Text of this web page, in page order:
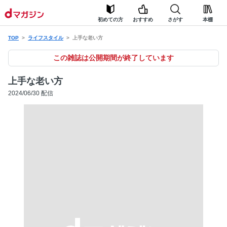
初めての方 おすすめ さがす 本棚
TOP ライフスタイル 上手な老い方
この雑誌は公開期間が終了しています
上手な老い方
2024/06/30 配信